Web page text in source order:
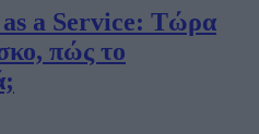
a Service: Τώρα
πώς το